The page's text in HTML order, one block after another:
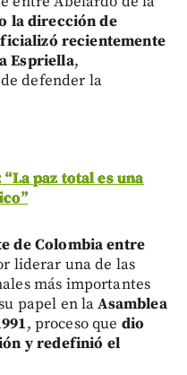
la dirección de
recientemente
Espriella,
defender la
paz total es una
de Colombia entre
liderar una de las
más importantes
papel en laAsamblea
, proceso que dio
y redefinió el